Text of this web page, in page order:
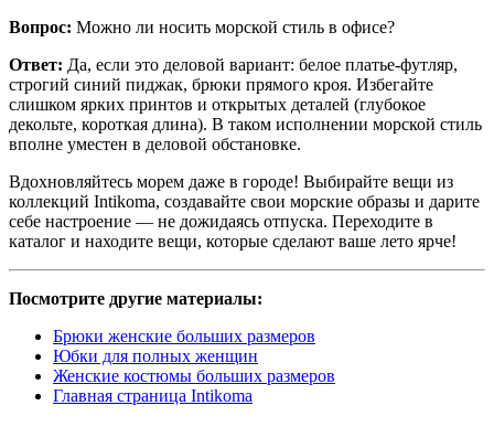
Вопрос: Можно ли носить морской стиль в офисе?
Ответ: Да, если это деловой вариант: белое платье-футляр,
строгий синий пиджак, брюки прямого кроя. Избегайте
слишком ярких принтов и открытых деталей (глубокое
декольте, короткая длина). В таком исполнении морской стиль
вполне уместен в деловой обстановке.
Вдохновляйтесь морем даже в городе! Выбирайте вещи из
коллекций Intikoma, создавайте свои морские образы и дарите
себе настроение — не дожидаясь отпуска. Переходите в
каталог и находите вещи, которые сделают ваше лето ярче!
Посмотрите другие материалы:
Брюки женские больших размеров
Юбки для полных женщин
Женские костюмы больших размеров
Главная страница Intikoma